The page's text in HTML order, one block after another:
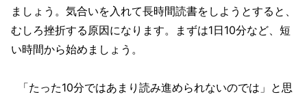
ましょう。気合いを入れて長時間読書をしようとすると、
むしろ挫折する原因になります。まずは1日10分など、短
い時間から始めましょう。
「たった10分ではあまり読み進められないのでは」と思